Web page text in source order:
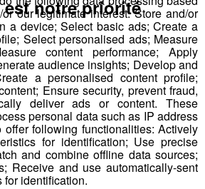
un coup aux entreprises de
tout juste à se remettre
printemps.
coup dur, toutes les entreprises ne
la même enseigne.Il y a une
et l’aéronautique,
dépend majoritairement le
our legitimate interest: Store and/or
a device; Select basic ads; Create a
Select personalised ads; Measure
content performance; Apply
audience insights; Develop and
a personalised content profile;
Ensure security, prevent fraud,
deliver ads or content. These
personal data such as IP address
following functionalities: Actively
for identification; Use precise
and combine offline data sources;
Receive and use automatically-sent
identification.
est notre priorité